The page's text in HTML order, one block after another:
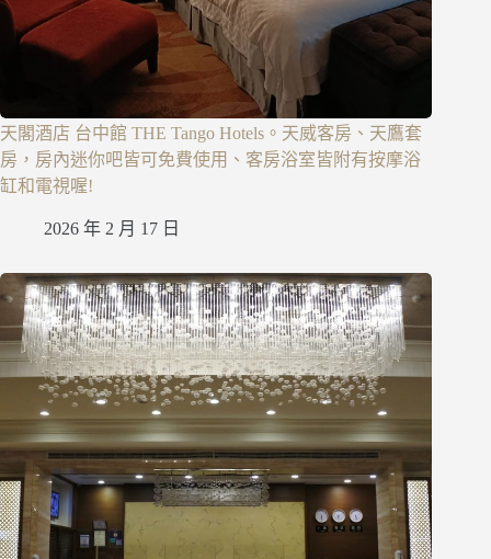
天閣酒店 台中館 THE Tango Hotels。天威客房、天鷹套
房，房內迷你吧皆可免費使用、客房浴室皆附有按摩浴
缸和電視喔!
2026 年 2 月 17 日